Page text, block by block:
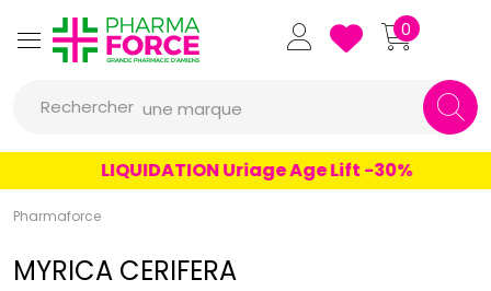
Pharmaforce Grande Pharmacie
0
Rechercher
un conseil
un produit
une marque
LIQUIDATION Uriage Age Lift -30%
Pharmaforce
MYRICA CERIFERA